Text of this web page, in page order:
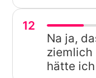
12
Na ja,
ziemlich
hätte